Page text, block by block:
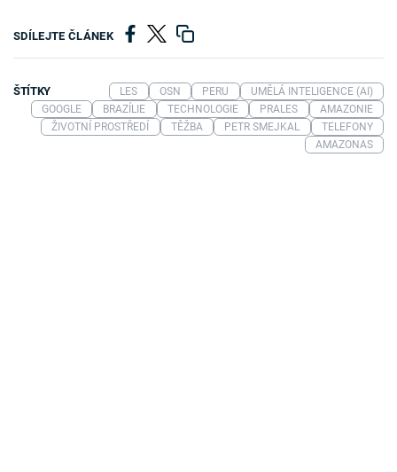
SDÍLEJTE ČLÁNEK
ŠTÍTKY LES OSN PERU
UMĚLÁ INTELIGENCE (AI)
GOOGLE
BRAZÍLIE TECHNOLOGIE PRALES
AMAZONIE
ŽIVOTNÍ PROSTŘEDÍ
TĚŽBA PETR SMEJKAL
TELEFONY
AMAZONAS